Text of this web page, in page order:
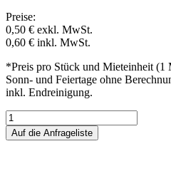
Preise:
0,50 € exkl. MwSt.
0,60 € inkl. MwSt.
*Preis pro Stück und Mieteinheit (1
Sonn- und Feiertage ohne
inkl. Endreinigung.
Auf die Anfrageliste